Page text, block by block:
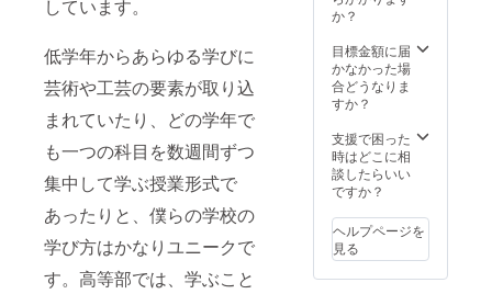
しています。
低学年からあらゆる学びに
芸術や工芸の要素が取り込
まれていたり、どの学年で
も一つの科目を数週間ずつ
集中して学ぶ授業形式で
あったりと、僕らの学校の
学び方はかなりユニークで
す。高等部では、学ぶこと
か？
目標金額に届
かなかった場
合どうなりま
すか？
支援で困った
時はどこに相
談したらいい
ですか？
ヘルプページを
見る